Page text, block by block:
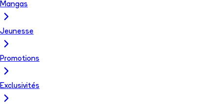
Mangas
Jeunesse
Promotions
Exclusivités